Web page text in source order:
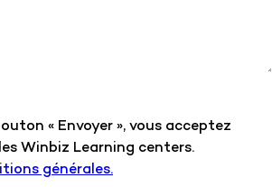
« Envoyer », vous acceptez
Winbiz Learning centers.
générales.